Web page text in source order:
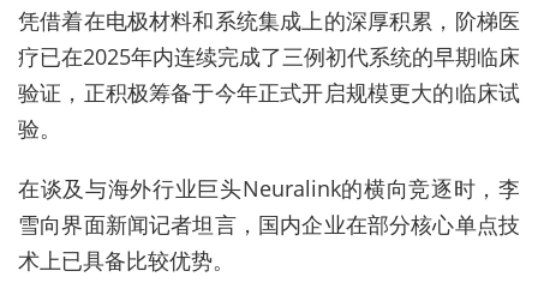
凭借着在电极材料和系统集成上的深厚积累，阶梯医
疗已在2025年内连续完成了三例初代系统的早期临床
验证，正积极筹备于今年正式开启规模更大的临床试
验。
在谈及与海外行业巨头Neuralink的横向竞逐时，李
雪向界面新闻记者坦言，国内企业在部分核心单点技
术上已具备比较优势。